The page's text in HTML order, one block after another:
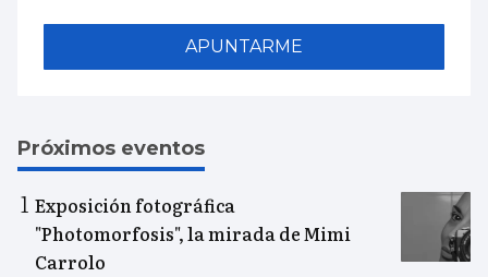
APUNTARME
Próximos eventos
Exposición fotográfica
"Photomorfosis", la mirada de Mimi
Carrolo